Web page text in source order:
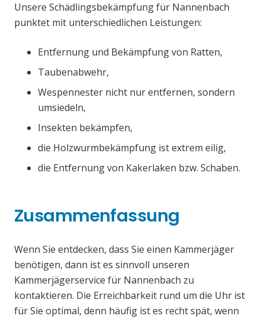
Unsere Schädlingsbekämpfung für Nannenbach
punktet mit unterschiedlichen Leistungen:
Entfernung und Bekämpfung von Ratten,
Taubenabwehr,
Wespennester nicht nur entfernen, sondern
umsiedeln,
Insekten bekämpfen,
die Holzwurmbekämpfung ist extrem eilig,
die Entfernung von Kakerlaken bzw. Schaben.
Zusammenfassung
Wenn Sie entdecken, dass Sie einen Kammerjäger
benötigen, dann ist es sinnvoll unseren
Kammerjägerservice für Nannenbach zu
kontaktieren. Die Erreichbarkeit rund um die Uhr ist
für Sie optimal, denn häufig ist es recht spät, wenn